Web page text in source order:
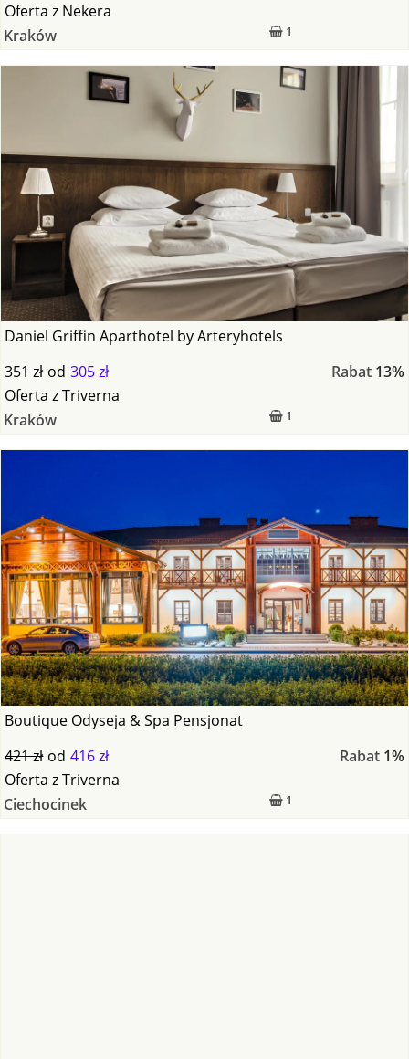
1
Oferta z Nekera
Kraków
Daniel Griffin Aparthotel by Arteryhotels
351 zł od 305 zł Rabat 13%
1
Oferta zTriverna
Kraków
Boutique Odyseja & Spa Pensjonat
421 zł od 416 zł Rabat 1%
1
Oferta zTriverna
Ciechocinek